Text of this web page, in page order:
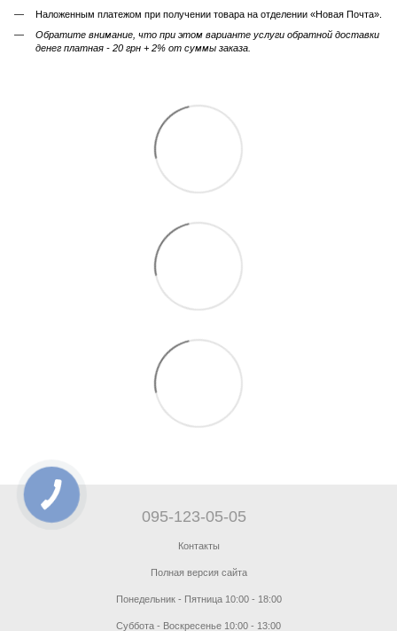
Наложенным платежом при получении товара на отделении «Новая Почта».
Обратите внимание, что при этом варианте услуги обратной доставки
денег платная - 20 грн + 2% от суммы заказа.
095-123-05-05
Контакты
Полная версия сайта
Понедельник - Пятница 10:00 - 18:00
Суббота - Воскресенье 10:00 - 13:00